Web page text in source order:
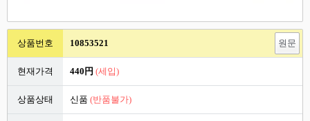
상품번호 10853521 원문
현재가격 440円 (세입)
상품상태 신품 (반품불가)